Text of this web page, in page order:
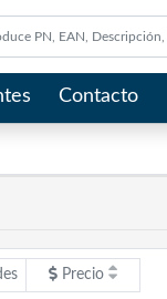
Contacto
Precio